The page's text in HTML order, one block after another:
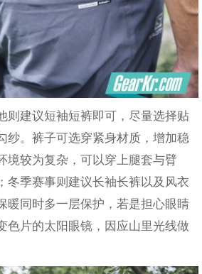
则建议短袖短裤即可，尽量选择贴
纱。裤子可选穿紧身材质，增加稳
境较为复杂，可以穿上腿套与臂
冬季赛事则建议长袖长裤以及风衣
暖同时多一层保护，若是担心眼睛
色片的太阳眼镜，因应山里光线做